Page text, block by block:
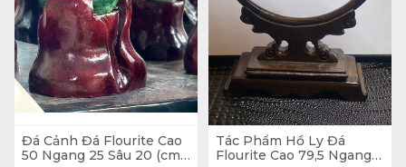
Đá Cảnh Đá Flourite Cao
50 Ngang 25 Sâu 20 (cm)
Tác Phẩm Hồ Ly Đá
Flourite Cao 79,5 Ngang